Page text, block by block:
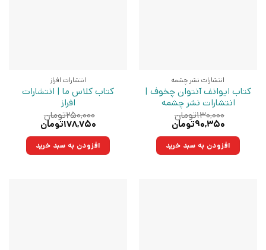
انتشارات نشر چشمه
کتاب ایوانف آنتوان چخوف |
انتشارات نشر چشمه
۱۳۰,۰۰۰تومان
قیمت
۱۳۰,۰۰۰تومان
بود.
۹۰,۳۵۰تومان
۹۰,۳۵۰تومان.افزودن به سبد خرید
انتشارات افراز
کتاب کلاس ما | انتشارات
افراز
۲۵۰,۰۰۰تومان
قیمت
۲۵۰,۰۰۰تومان
بود.
۱۷۸,۷۵۰تومان
۱۷۸,۷۵۰تومان.افزودن به سبد خرید